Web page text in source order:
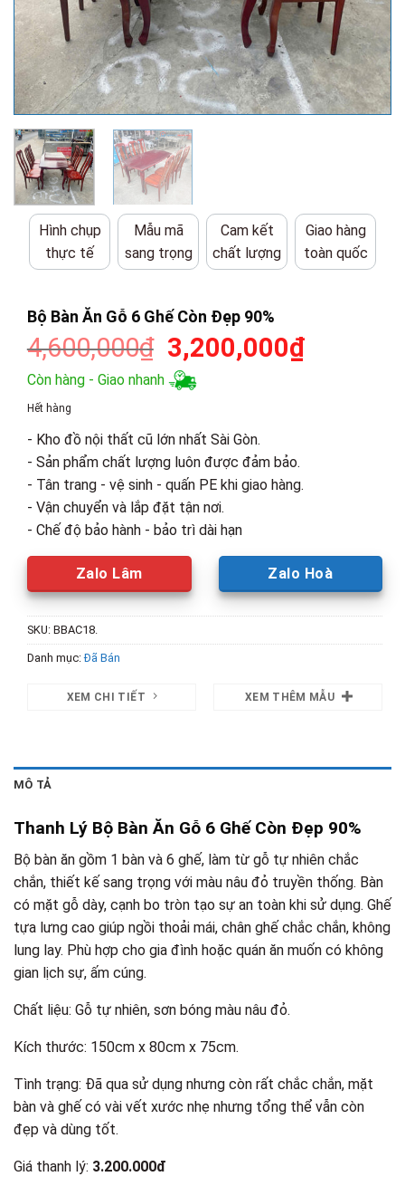
Hình chụp
thực tế
Mẫu mã
sang trọng
Cam kết
chất lượng
Giao hàng
toàn quốc
Bộ Bàn Ăn Gỗ 6 Ghế Còn Đẹp 90%
4,600,000₫ Giá
gốc
là:
3,200,000₫Giá
Còn hàng - Giao nhanh
Hết hàng
- Kho đồ nội thất cũ lớn nhất Sài Gòn.
- Sản phẩm chất lượng luôn được đảm bảo.
- Tân trang - vệ sinh - quấn PE khi giao hàng.
- Vận chuyển và lắp đặt tận nơi.
- Chế độ bảo hành - bảo trì dài hạn
Zalo Lâm Zalo Hoà
SKU: BBAC18.
Danh mục:Đã Bán
XEM CHI TIẾT XEM THÊM MẪU
MÔ TẢ
Thanh Lý Bộ Bàn Ăn Gỗ 6 Ghế Còn Đẹp 90%
Bộ bàn ăn gồm 1 bàn và 6 ghế, làm từ gỗ tự nhiên chắc
chắn, thiết kế sang trọng với màu nâu đỏ truyền thống. Bàn
có mặt gỗ dày, cạnh bo tròn tạo sự an toàn khi sử dụng. Ghế
tựa lưng cao giúp ngồi thoải mái, chân ghế chắc chắn, không
lung lay. Phù hợp cho gia đình hoặc quán ăn muốn có không
gian lịch sự, ấm cúng.
Chất liệu: Gỗ tự nhiên, sơn bóng màu nâu đỏ.
Kích thước: 150cm x 80cm x 75cm.
Tình trạng: Đã qua sử dụng nhưng còn rất chắc chắn, mặt
bàn và ghế có vài vết xước nhẹ nhưng tổng thể vẫn còn
đẹp và dùng tốt.
Giá thanh lý: 3.200.000đ